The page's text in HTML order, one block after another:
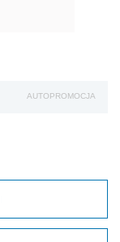
AUTOPROMOCJA